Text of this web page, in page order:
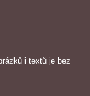
i textů je bez